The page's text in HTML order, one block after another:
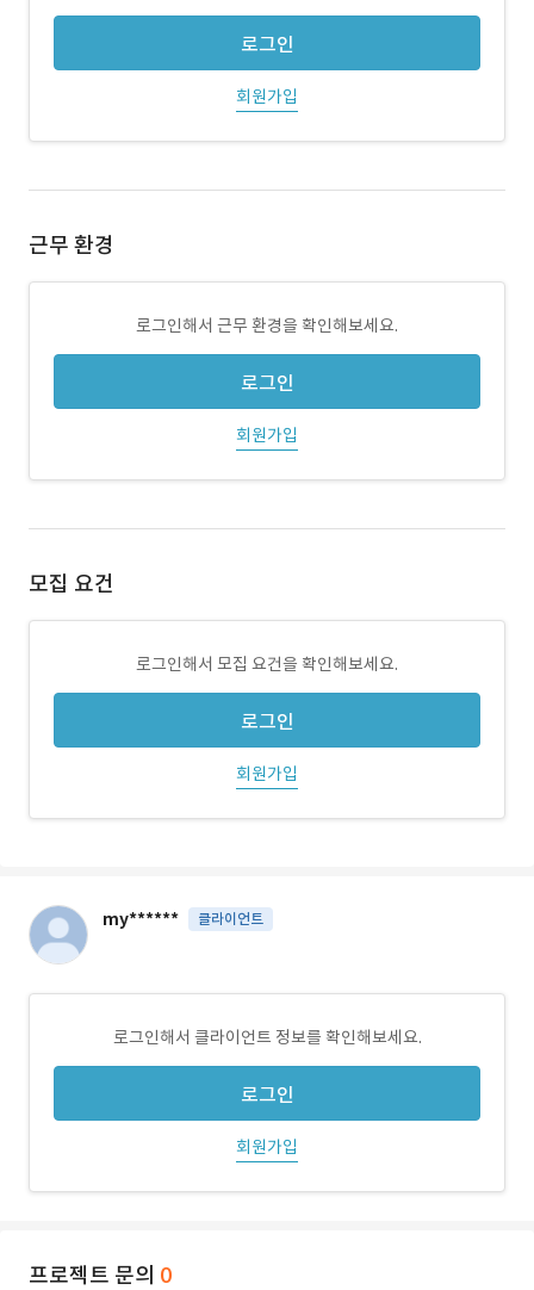
로그인
회원가입
근무 환경
로그인해서 근무 환경을 확인해보세요.
로그인
회원가입
모집 요건
로그인해서 모집 요건을 확인해보세요.
로그인
회원가입
my****** 클라이언트
로그인해서 클라이언트 정보를 확인해보세요.
로그인
회원가입
프로젝트 문의 0